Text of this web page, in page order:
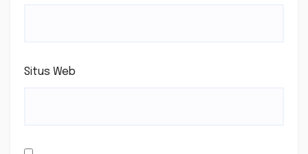
Situs Web